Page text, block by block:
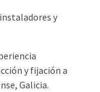
y
y fijación a
Galicia.